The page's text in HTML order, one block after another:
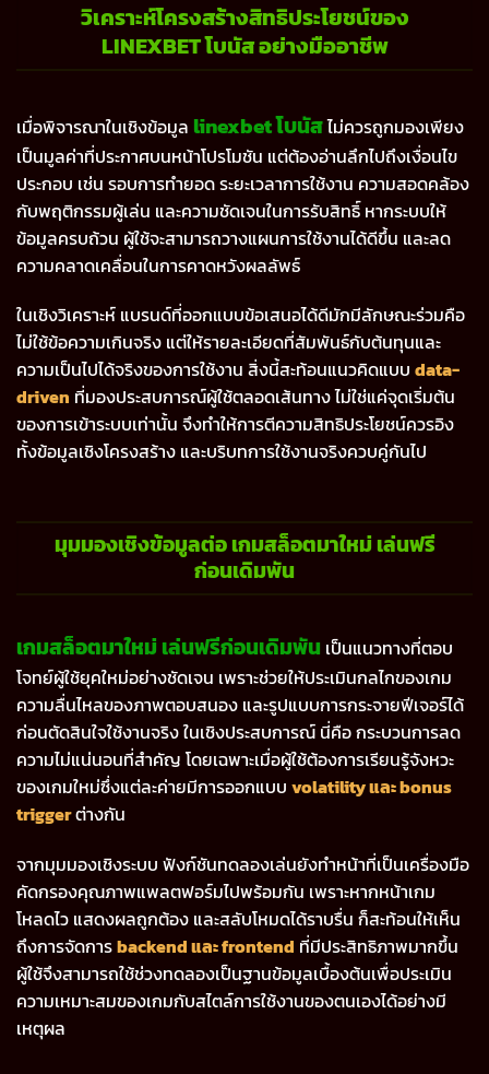
วิเคราะห์โครงสร้างสิทธิประโยชน์ของ
LINEXBET โบนัส อย่างมืออาชีพ
เมื่อพิจารณาในเชิงข้อมูล linexbet โบนัสไม่ควรถูกมองเพียง
เป็นมูลค่าที่ประกาศบนหน้าโปรโมชัน แต่ต้องอ่านลึกไปถึงเงื่อนไข
ประกอบ เช่น รอบการทำยอด ระยะเวลาการใช้งาน ความสอดคล้อง
กับพฤติกรรมผู้เล่น และความชัดเจนในการรับสิทธิ์ หากระบบให้
ข้อมูลครบถ้วน ผู้ใช้จะสามารถวางแผนการใช้งานได้ดีขึ้น และลด
ความคลาดเคลื่อนในการคาดหวังผลลัพธ์
ในเชิงวิเคราะห์ แบรนด์ที่ออกแบบข้อเสนอได้ดีมักมีลักษณะร่วมคือ
ไม่ใช้ข้อความเกินจริง แต่ให้รายละเอียดที่สัมพันธ์กับต้นทุนและ
ความเป็นไปได้จริงของการใช้งาน สิ่งนี้สะท้อนแนวคิดแบบ data-
driven ที่มองประสบการณ์ผู้ใช้ตลอดเส้นทาง ไม่ใช่แค่จุดเริ่มต้น
ของการเข้าระบบเท่านั้น จึงทำให้การตีความสิทธิประโยชน์ควรอิง
ทั้งข้อมูลเชิงโครงสร้าง และบริบทการใช้งานจริงควบคู่กันไป
มุมมองเชิงข้อมูลต่อ เกมสล็อตมาใหม่ เล่นฟรี
ก่อนเดิมพัน
เกมสล็อตมาใหม่ เล่นฟรีก่อนเดิมพัน เป็นแนวทางที่ตอบ
โจทย์ผู้ใช้ยุคใหม่อย่างชัดเจน เพราะช่วยให้ประเมินกลไกของเกม
ความลื่นไหลของภาพตอบสนอง และรูปแบบการกระจายฟีเจอร์ได้
ก่อนตัดสินใจใช้งานจริง ในเชิงประสบการณ์ นี่คือ กระบวนการลด
ความไม่แน่นอนที่สำคัญ โดยเฉพาะเมื่อผู้ใช้ต้องการเรียนรู้จังหวะ
ของเกมใหม่ซึ่งแต่ละค่ายมีการออกแบบ volatility และ bonus
triggerต่างกัน
จากมุมมองเชิงระบบ ฟังก์ชันทดลองเล่นยังทำหน้าที่เป็นเครื่องมือ
คัดกรองคุณภาพแพลตฟอร์มไปพร้อมกัน เพราะหากหน้าเกม
โหลดไว แสดงผลถูกต้อง และสลับโหมดได้ราบรื่น ก็สะท้อนให้เห็น
ถึงการจัดการbackend และ frontend ที่มีประสิทธิภาพมากขึ้น
ผู้ใช้จึงสามารถใช้ช่วงทดลองเป็นฐานข้อมูลเบื้องต้นเพื่อประเมิน
ความเหมาะสมของเกมกับสไตล์การใช้งานของตนเองได้อย่างมี
เหตุผล